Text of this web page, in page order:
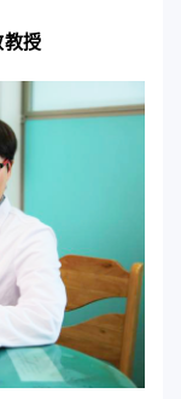
授